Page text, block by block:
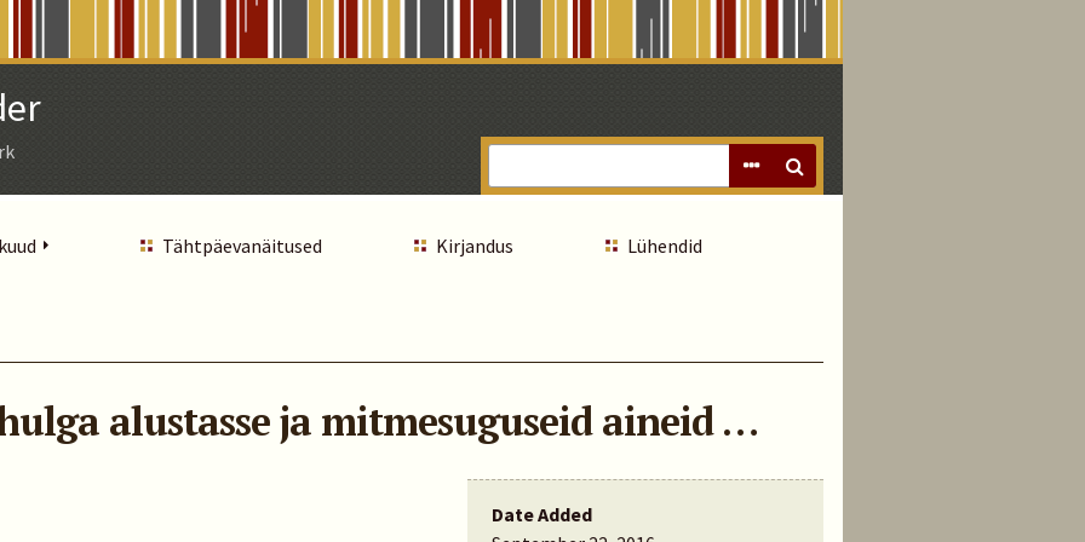
Tähtpäevanäitused Kirjandus Lühendid
alustasse ja mitmesuguseid aineid …
Date Added